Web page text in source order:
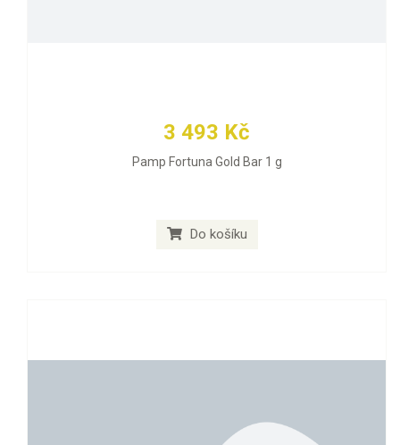
3 493 Kč
Pamp Fortuna Gold Bar 1 g
Do košíku